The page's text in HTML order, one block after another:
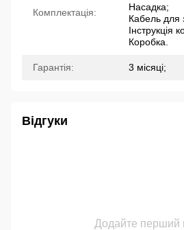
Комплектація:
Насадка;
Кабель для
Інструкція
Коробка.
Гарантія: 3 місяці;
Відгуки
Додайте перший